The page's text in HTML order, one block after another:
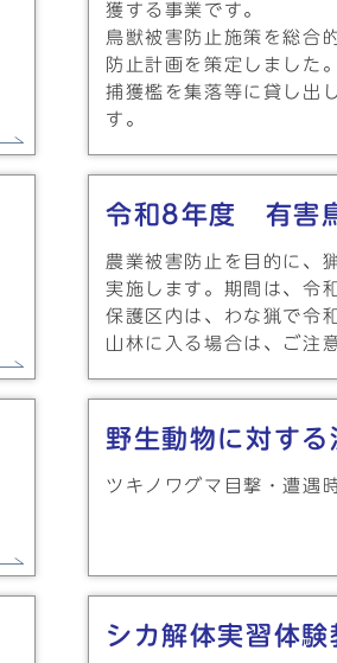
獲する事業です。
鳥獣被害防止施策を総合
防止計画を策定しました。
捕獲檻を集落等に貸し出
す。
令和8年度 有害
農業被害防止を目的に、
実施します。期間は、令
保護区内は、わな猟で令
山林に入る場合は、ご注
野生動物に対する
ツキノワグマ目撃・遭遇
シカ解体実習体験